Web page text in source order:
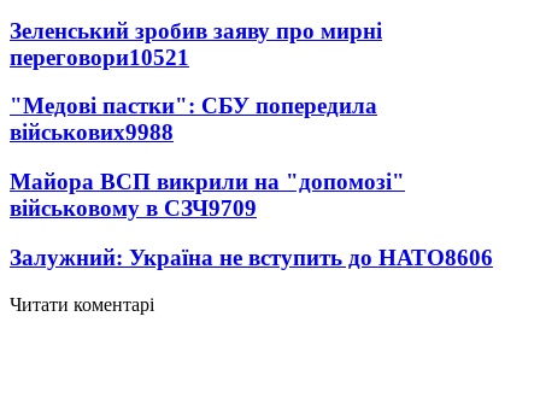
Зеленський зробив заяву про мирні
переговори10521
"Медові пастки": СБУ попередила
військових9988
Майора ВСП викрили на "допомозі"
військовому в СЗЧ9709
Залужний: Україна не вступить до НАТО8606
Читати коментарі